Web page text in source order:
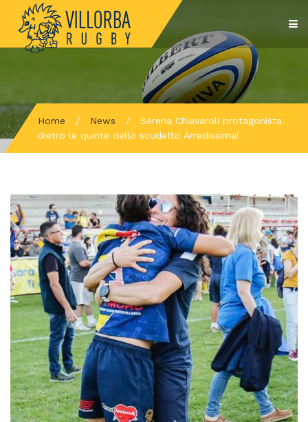
Home / News /
Serena Chiavaroli protagonista
dietro le quinte dello scudetto Arredissima!